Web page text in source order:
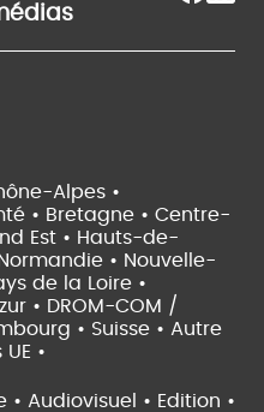
Alpes •
• Bretagne • Centre-
Est • Hauts-de-
Normandie • Nouvelle-
de la Loire •
• DROM-COM /
• Suisse • Autre
•
• Audiovisuel • Edition •